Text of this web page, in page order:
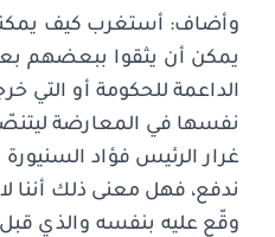
وأضاف: أستغرب كيف
يمكن أن يثقوا ببعضهم
الداعمة للحكومة أو التي
نفسها في المعارضة
غرار الرئيس فؤاد
ندفع، فهل معنى ذلك أننا
وقّع عليه بنفسه والذي